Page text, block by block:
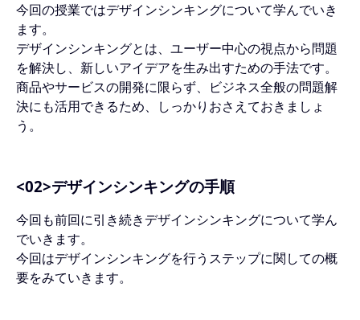
今回の授業ではデザインシンキングについて学んでいき
ます。
デザインシンキングとは、ユーザー中心の視点から問題
を解決し、新しいアイデアを生み出すための手法です。
商品やサービスの開発に限らず、ビジネス全般の問題解
決にも活用できるため、しっかりおさえておきましょ
う。
<02>デザインシンキングの手順
今回も前回に引き続きデザインシンキングについて学ん
でいきます。
今回はデザインシンキングを行うステップに関しての概
要をみていきます。